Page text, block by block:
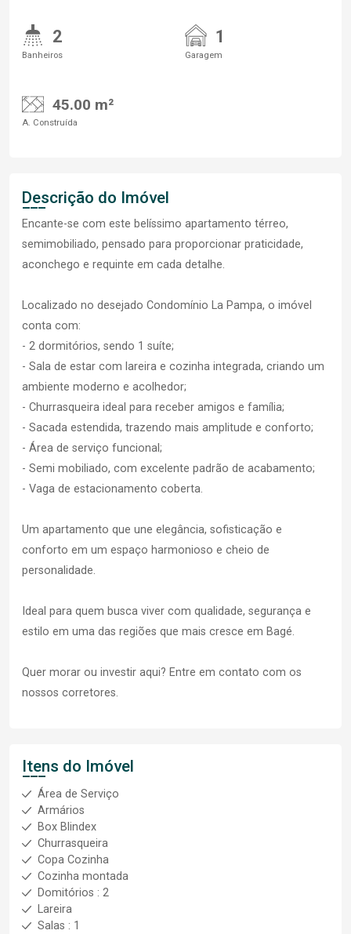
2
Banheiros
1
Garagem
45.00 m²
A. Construída
Descrição do Imóvel
Encante-se com este belíssimo apartamento térreo,
semimobiliado, pensado para proporcionar praticidade,
aconchego e requinte em cada detalhe.
Localizado no desejado Condomínio La Pampa, o imóvel
conta com:
- 2 dormitórios, sendo 1 suíte;
- Sala de estar com lareira e cozinha integrada, criando um
ambiente moderno e acolhedor;
- Churrasqueira ideal para receber amigos e família;
- Sacada estendida, trazendo mais amplitude e conforto;
- Área de serviço funcional;
- Semi mobiliado, com excelente padrão de acabamento;
- Vaga de estacionamento coberta.
Um apartamento que une elegância, sofisticação e
conforto em um espaço harmonioso e cheio de
personalidade.
Ideal para quem busca viver com qualidade, segurança e
estilo em uma das regiões que mais cresce em Bagé.
Quer morar ou investir aqui? Entre em contato com os
nossos corretores.
Itens do Imóvel
Área de Serviço
Armários
Box Blindex
Churrasqueira
Copa Cozinha
Cozinha montada
Domitórios : 2
Lareira
Salas : 1